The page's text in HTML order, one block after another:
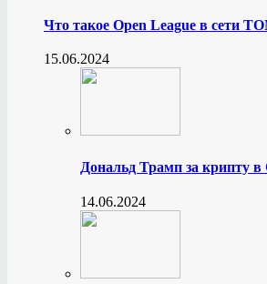
Что такое Open League в сети
15.06.2024
Дональд Трамп за крипту
14.06.2024